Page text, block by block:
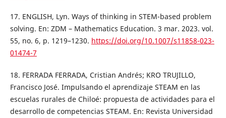
17. ENGLISH, Lyn. Ways of thinking in STEM-based problem
solving. En: ZDM – Mathematics Education. 3 mar. 2023. vol.
55, no. 6, p. 1219–1230. https://doi.org/10.1007/s11858-023-
01474-7
18. FERRADA FERRADA, Cristian Andrés; KRO TRUJILLO,
Francisco José. Impulsando el aprendizaje STEAM en las
escuelas rurales de Chiloé: propuesta de actividades para el
desarrollo de competencias STEAM. En: Revista Universidad